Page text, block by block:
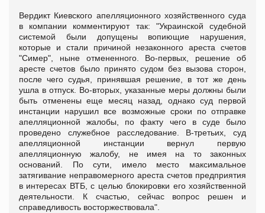
Вердикт Киевского апелляционного хозяйственного суда
в компании комментируют так: "Украинской судебной
системой были допущены вопиющие нарушения,
которые и стали причиной незаконного ареста счетов
"Симер", ныне отмененного. Во-первых, решение об
аресте счетов было принято судом без вызова сторон,
после чего судья, принявшая решение, в тот же день
ушла в отпуск. Во-вторых, указанные меры должны были
быть отменены еще месяц назад, однако суд первой
инстанции нарушил все возможные сроки по отправке
апелляционной жалобы, по факту чего в суде было
проведено служебное расследование. В-третьих, суд
апелляционной инстанции вернул первую
апелляционную жалобу, не имея на то законных
оснований. По сути, имело место максимальное
затягивание неправомерного ареста счетов предприятия
в интересах ВТБ, с целью блокировки его хозяйственной
деятельности. К счастью, сейчас вопрос решен и
справедливость восторжествовала".